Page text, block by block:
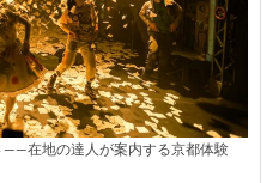
――在地の達人が案内する京都体験